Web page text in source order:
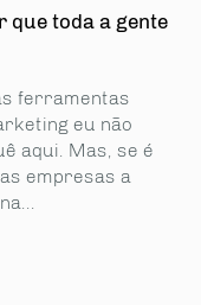
que toda a gente
ferramentas
eu não
aqui. Mas, se é
empresas a